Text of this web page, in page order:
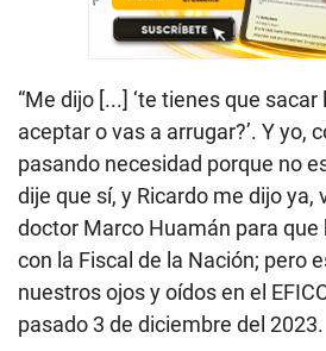
“Me dijo [...] ‘te tienes que sacar
aceptar o vas a arrugar?’. Y yo,
pasando necesidad porque no
dije que sí, y Ricardo me dijo ya,
doctor Marco Huamán para
con la Fiscal de la Nación; pero
nuestros ojos y oídos en el
pasado 3 de diciembre del 2023.